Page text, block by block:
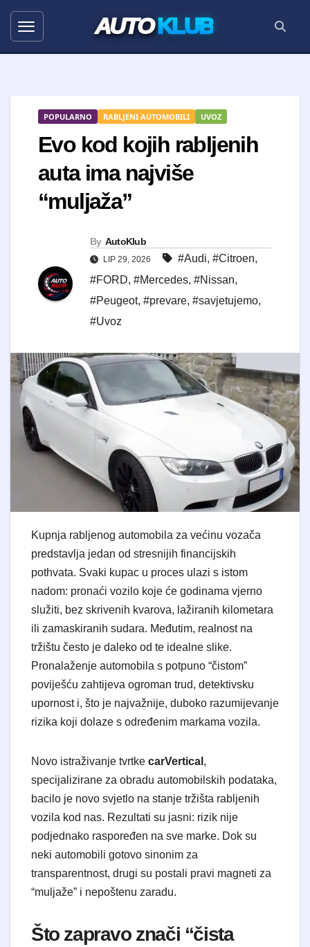
AUTOKLUB
POPULARNO RABLJENI AUTOMOBILI UVOZ
Evo kod kojih rabljenih
auta ima najviše
“muljaža”
By AutoKlub
LIP 29, 2026 #Audi, #Citroen,
#FORD, #Mercedes, #Nissan,
#Peugeot, #prevare, #savjetujemo,
#Uvoz
Kupnja rabljenog automobila za većinu vozača
predstavlja jedan od stresnijih financijskih
pothvata. Svaki kupac u proces ulazi s istom
nadom: pronaći vozilo koje će godinama vjerno
služiti, bez skrivenih kvarova, lažiranih kilometara
ili zamaskiranih sudara. Međutim, realnost na
tržištu često je daleko od te idealne slike.
Pronalaženje automobila s potpuno “čistom”
poviješću zahtijeva ogroman trud, detektivsku
upornost i, što je najvažnije, duboko razumijevanje
rizika koji dolaze s određenim markama vozila.
Novo istraživanje tvrtke carVertical ,
specijalizirane za obradu automobilskih podataka,
bacilo je novo svjetlo na stanje tržišta rabljenih
vozila kod nas. Rezultati su jasni: rizik nije
podjednako raspoređen na sve marke. Dok su
neki automobili gotovo sinonim za
transparentnost, drugi su postali pravi magneti za
“muljaže” i nepoštenu zaradu.
Što zapravo znači “čista